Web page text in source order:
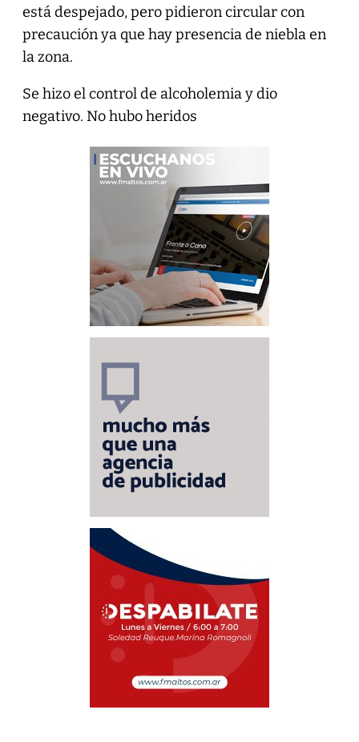
está despejado, pero pidieron circular con
precaución ya que hay presencia de niebla en
la zona.
Se hizo el control de alcoholemia y dio
negativo. No hubo heridos